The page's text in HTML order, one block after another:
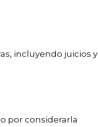
incluyendo juicios y
por considerarla